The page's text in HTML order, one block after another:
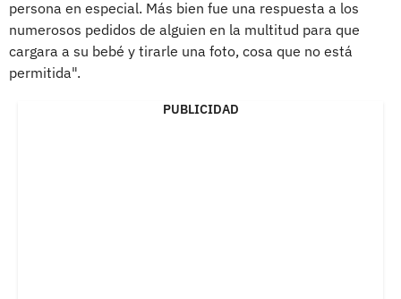
persona en especial. Más bien fue una respuesta a los
numerosos pedidos de alguien en la multitud para que
cargara a su bebé y tirarle una foto, cosa que no está
permitida".
PUBLICIDAD